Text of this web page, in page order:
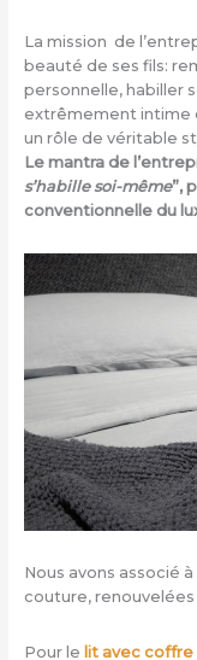
La mission de
beauté de ses fils:
personnelle, habiller
extrêmement intime
un rôle de véritable
Le mantra de
s’habille soi-même”,
conventionnelle du
Nous avons associé
couture, renouvelées
Pour le lit avec